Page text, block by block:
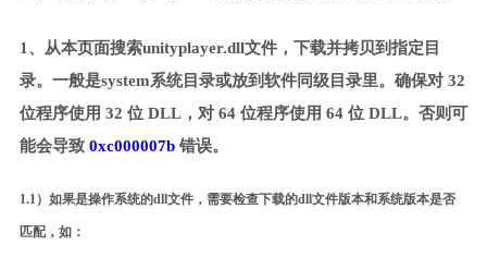
1、从本页面搜索unityplayer.dll文件，下载并拷贝到指定目
录。一般是system系统目录或放到软件同级目录里。确保对 32
位程序使用 32 位 DLL，对 64 位程序使用 64 位 DLL。否则可
能会导致 0xc000007b错误。
1.1）如果是操作系统的dll文件，需要检查下载的dll文件版本和系统版本是否
匹配，如：